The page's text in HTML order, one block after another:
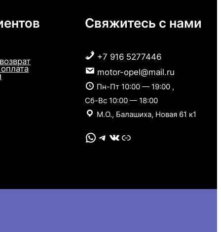
Свяжитесь с нами
+7 916 5277446
motor-opel@mail.ru
Пн-Пт 10:00 — 19:00 ,
Сб-Вс 10:00 — 18:00
М.О., Балашиха, Новая 61 к1
WhatsApp Telegram VK Link